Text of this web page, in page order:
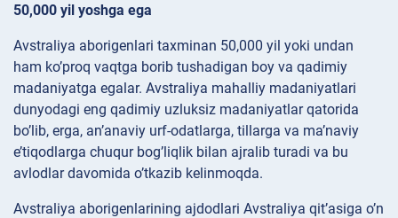
50,000 yil yoshga ega
Avstraliya aborigenlari taxminan 50,000 yil yoki undan
ham ko’proq vaqtga borib tushadigan boy va qadimiy
madaniyatga egalar. Avstraliya mahalliy madaniyatlari
dunyodagi eng qadimiy uzluksiz madaniyatlar qatorida
bo’lib, erga, an’anaviy urf-odatlarga, tillarga va ma’naviy
e’tiqodlarga chuqur bog’liqlik bilan ajralib turadi va bu
avlodlar davomida o’tkazib kelinmoqda.
Avstraliya aborigenlarining ajdodlari Avstraliya qit’asiga o’n